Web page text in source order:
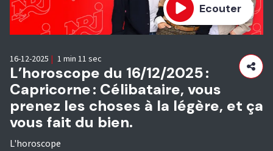
Ecouter
L’horoscope du 16/12/2025 :
Capricorne : Célibataire, vous
prenez les choses à la légère, et ça
vous fait du bien.
L'horoscope
16-12-2025 | 1 min 11 sec